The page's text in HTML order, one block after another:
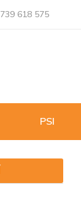
739 618 575
PSI